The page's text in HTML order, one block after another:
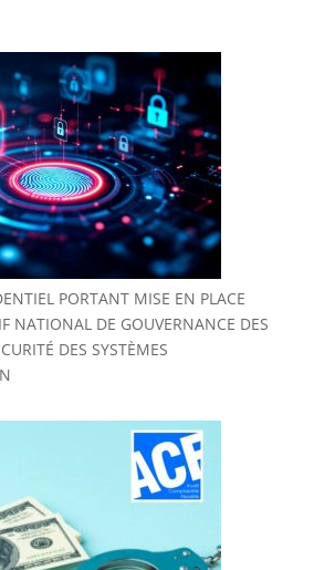
PORTANT MISE EN PLACE
NATIONAL DE GOUVERNANCE DES
DES SYSTÈMES